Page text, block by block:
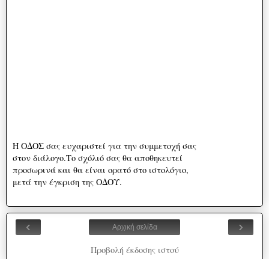
Η ΟΔΟΣ σας ευχαριστεί για την συμμετοχή σας
στον διάλογο.Το σχόλιό σας θα αποθηκευτεί
προσωρινά και θα είναι ορατό στο ιστολόγιο,
μετά την έγκριση της ΟΔΟΥ.
‹ ›
Αρχική σελίδα
Προβολή έκδοσης ιστού